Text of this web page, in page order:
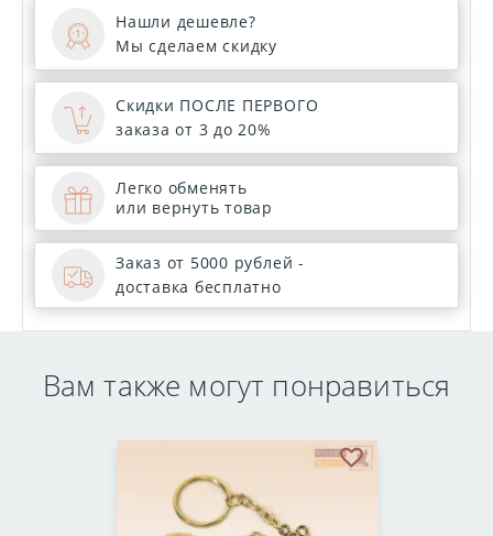
Нашли дешевле?
Мы сделаем скидку
Скидки ПОСЛЕ ПЕРВОГО
заказа от 3 до 20%
Легко обменять
или вернуть товар
Заказ от 5000 рублей -
доставка бесплатно
Вам также могут понравиться